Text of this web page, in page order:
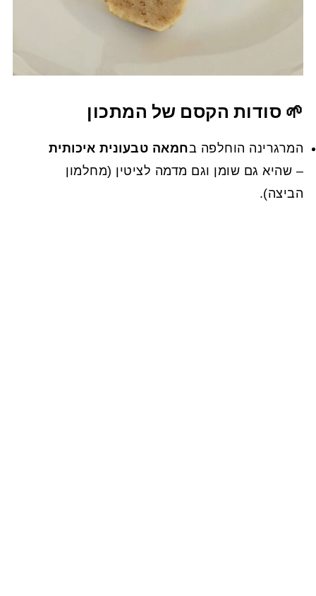
🌱 סודות הקסם של המתכון
המרגרינה הוחלפה בחמאה טבעונית איכותית
– שהיא גם שומן וגם מדמה לציטין (מחלמון
הביצה).